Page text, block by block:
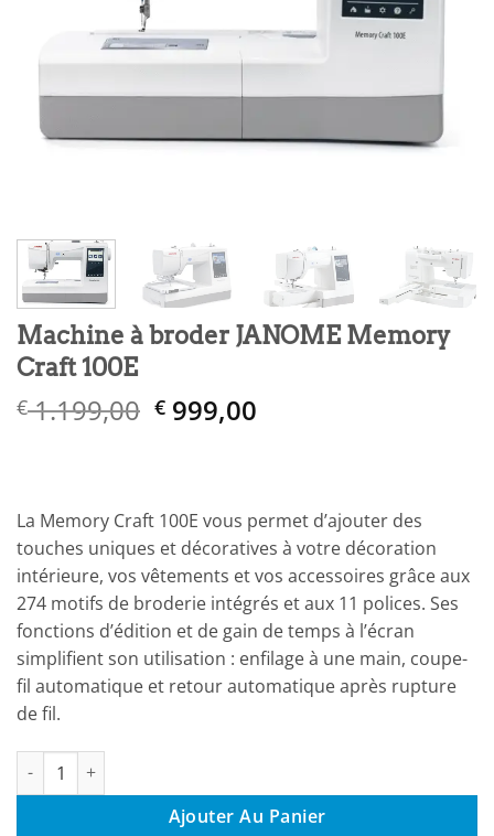
Machine à broder JANOME Memory
Craft 100E
€1.199,00 Le
€ 1.199,00.
€ 999,00
€ 999,00.
La Memory Craft 100E vous permet d’ajouter des
touches uniques et décoratives à votre décoration
intérieure, vos vêtements et vos accessoires grâce aux
274 motifs de broderie intégrés et aux 11 polices. Ses
fonctions d’édition et de gain de temps à l’écran
simplifient son utilisation : enfilage à une main, coupe-
fil automatique et retour automatique après rupture
de fil.
quantité de Machine à broder JANOME Memory Craft 100E
Ajouter Au Panier